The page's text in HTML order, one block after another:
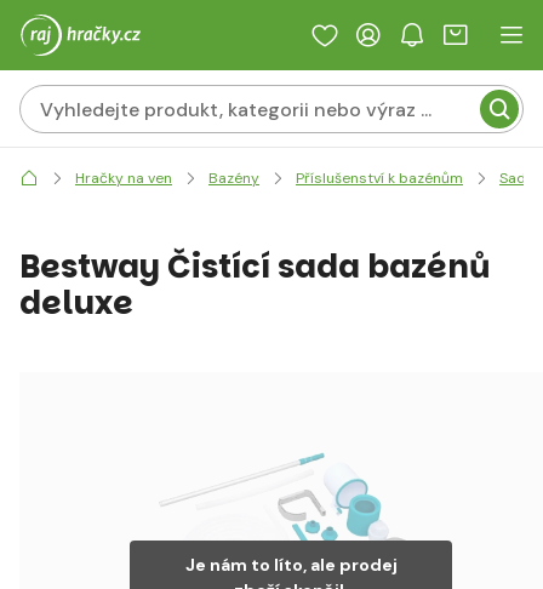
Hračky na ven Bazény Příslušenství k bazénům Sady,
Je nám to líto, ale prodej
Bestway Čistící sada bazénů
deluxe